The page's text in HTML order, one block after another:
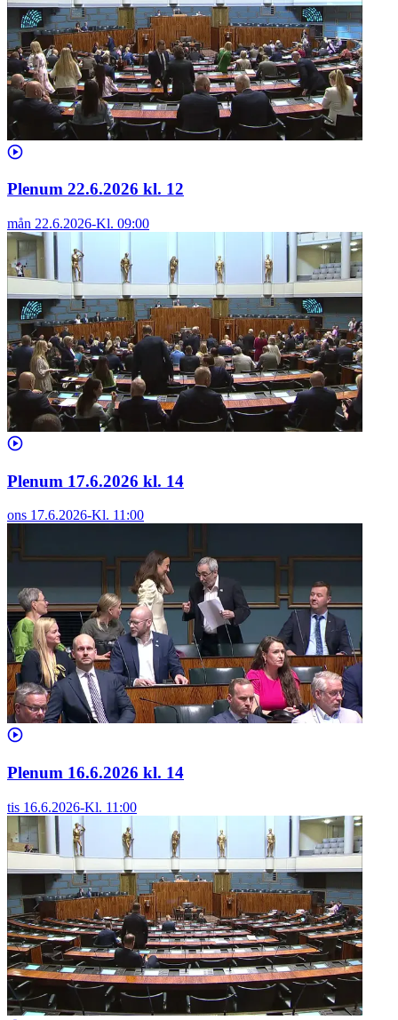
Plenum 22.6.2026 kl. 12
mån 22.6.2026-Kl. 09:00
Plenum 17.6.2026 kl. 14
ons 17.6.2026-Kl. 11:00
Plenum 16.6.2026 kl. 14
tis 16.6.2026-Kl. 11:00